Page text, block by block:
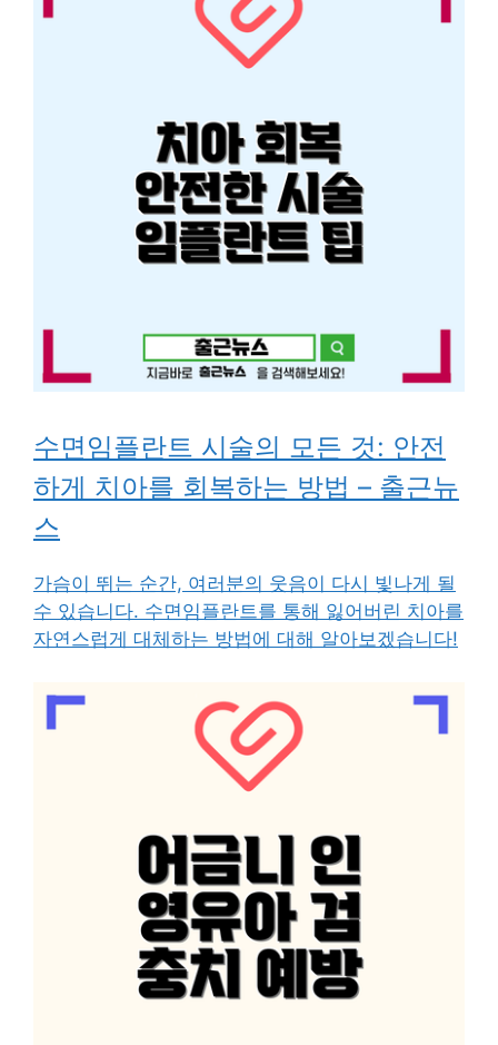
수면임플란트 시술의 모든 것: 안전
하게 치아를 회복하는 방법 – 출근뉴
스
가슴이 뛰는 순간, 여러분의 웃음이 다시 빛나게 될
수 있습니다. 수면임플란트를 통해 잃어버린 치아를
자연스럽게 대체하는 방법에 대해 알아보겠습니다!